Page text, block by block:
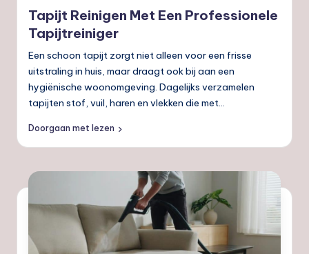
nl
Tapijt Reinigen Met Een Professionele
Tapijtreiniger
Een schoon tapijt zorgt niet alleen voor een frisse
uitstraling in huis, maar draagt ook bij aan een
hygiënische woonomgeving. Dagelijks verzamelen
tapijten stof, vuil, haren en vlekken die met…
Doorgaan met lezen